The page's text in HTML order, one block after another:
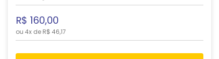
R$ 160,00
ou 4x de R$ 46,17